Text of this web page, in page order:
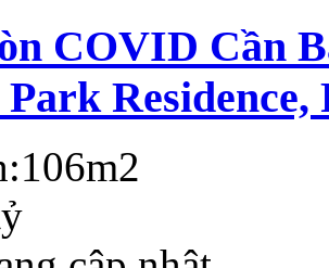
COVID Cần
Park
106m2